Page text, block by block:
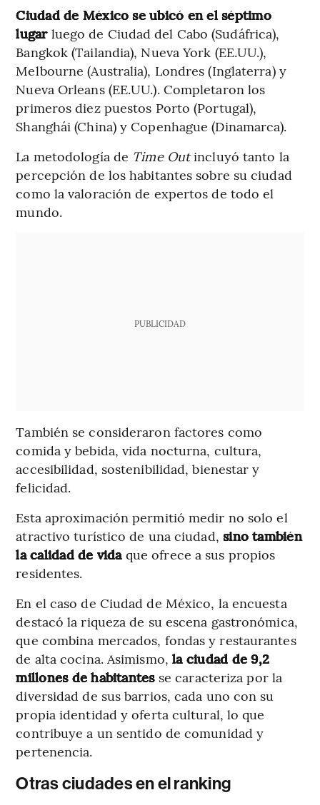
Ciudad de México se ubicó en el séptimo
lugarluego de Ciudad del Cabo (Sudáfrica),
Bangkok (Tailandia), Nueva York (EE.UU.),
Melbourne (Australia), Londres (Inglaterra) y
Nueva Orleans (EE.UU.). Completaron los
primeros diez puestos Porto (Portugal),
Shanghái (China) y Copenhague (Dinamarca).
La metodología de Time Outincluyó tanto la
percepción de los habitantes sobre su ciudad
como la valoración de expertos de todo el
mundo.
PUBLICIDAD
También se consideraron factores como
comida y bebida, vida nocturna, cultura,
accesibilidad, sostenibilidad, bienestar y
felicidad.
Esta aproximación permitió medir no solo el
atractivo turístico de una ciudad, sino también
la calidad de vidaque ofrece a sus propios
residentes.
En el caso de Ciudad de México, la encuesta
destacó la riqueza de su escena gastronómica,
que combina mercados, fondas y restaurantes
de alta cocina. Asimismo, la ciudad de 9,2
millones de habitantes se caracteriza por la
diversidad de sus barrios, cada uno con su
propia identidad y oferta cultural, lo que
contribuye a un sentido de comunidad y
pertenencia.
Otras ciudades en el ranking